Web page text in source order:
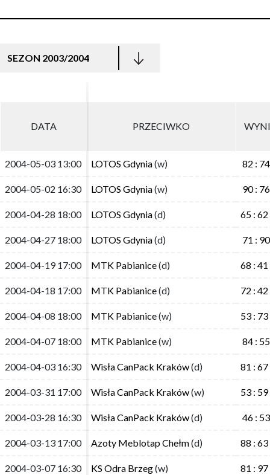
SEZON 2003/2004
DATA PRZECIWKO
2004-05-03 13:00 LOTOS Gdynia(w) 82 : 74
2004-05-02 16:30 LOTOS Gdynia(w) 90 : 76
2004-04-28 18:00 LOTOS Gdynia(d) 65 : 62
2004-04-27 18:00 LOTOS Gdynia(d) 71 : 90
2004-04-19 17:00 MTK Pabianice(d) 68 : 41
2004-04-18 17:00 MTK Pabianice(d) 72 : 42
2004-04-08 18:00 MTK Pabianice(w) 53 : 73
2004-04-07 18:00 MTK Pabianice(w) 84 : 55
2004-04-03 16:30 Wisła CanPack Kraków(d) 81 : 67
2004-03-31 17:00 Wisła CanPack Kraków(w) 53 : 59
2004-03-28 16:30 Wisła CanPack Kraków(d) 46 : 53
2004-03-13 17:00 Azoty Meblotap Chełm(d) 88 : 63
2004-03-07 16:30 KS Odra Brzeg(w) 81 : 97
DATA PRZECIWKO
2004-05-03 13:00 LOTOS Gdynia(w) 82 : 74
2004-05-02 16:30 LOTOS Gdynia(w) 90 : 76
2004-04-28 18:00 LOTOS Gdynia(d) 65 : 62
2004-04-27 18:00 LOTOS Gdynia(d) 71 : 90
2004-04-19 17:00 MTK Pabianice(d) 68 : 41
2004-04-18 17:00 MTK Pabianice(d) 72 : 42
2004-04-08 18:00 MTK Pabianice(w) 53 : 73
2004-04-07 18:00 MTK Pabianice(w) 84 : 55
2004-04-03 16:30 Wisła CanPack Kraków(d) 81 : 67
2004-03-31 17:00 Wisła CanPack Kraków(w) 53 : 59
2004-03-28 16:30 Wisła CanPack Kraków(d) 46 : 53
2004-03-13 17:00 Azoty Meblotap Chełm(d) 88 : 63
2004-03-07 16:30 KS Odra Brzeg(w) 81 : 97